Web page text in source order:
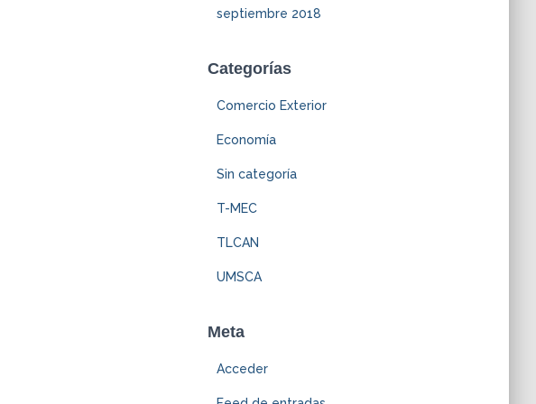
septiembre 2018
Categorías
Comercio Exterior
Economía
Sin categoría
T-MEC
TLCAN
UMSCA
Meta
Acceder